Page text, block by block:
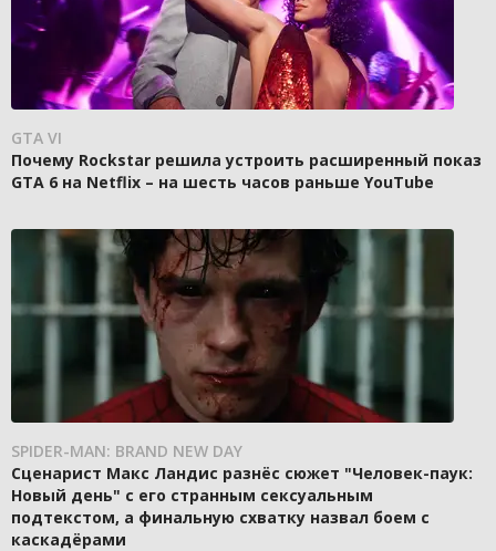
GTA VI
Почему Rockstar решила устроить расширенный показ
GTA 6 на Netflix – на шесть часов раньше YouTube
SPIDER-MAN: BRAND NEW DAY
Сценарист Макс Ландис разнёс сюжет "Человек-паук:
Новый день" с его странным сексуальным
подтекстом, а финальную схватку назвал боем с
каскадёрами